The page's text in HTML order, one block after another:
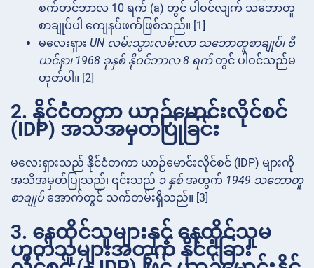
စက်တင်ဘာလ 10 ရက် (a) တွင် ပါဝင်လျက် သဘောတူ
စာချုပ်ပါ ကျေနပ်ဖက်ဖြစ်သည်။ [1]
မလေးရှား UN လမ်းသွားလမ်းလာ သဘောတူစာချုပ်၊ ဗီ
ယင်နာ၊ 1968 ခုနှစ် နိုဝင်ဘာလ 8 ရက်တွင် ပါဝင်သည်မ
ဟုတ်ပါ။ [2]
2. နိုင်ငံတကာ ယာဉ်မောင်းလိုင်စင်
(IDP) အသိအမှတ်ပြုခြင်း
မလေးရှားသည် နိုင်ငံတကာ ယာဉ်မောင်းလိုင်စင် (IDP) များကို
အသိအမှတ်ပြုသည်၊ ၎င်းသည် ၁ နှစ် အတွက် 1949 သဘောတူ
စာချုပ်အောက်တွင် သက်တမ်းရှိသည်။ [3]
3. နေထိုင်သူများနှင့် နေထိုင်သူမ
ဟုတ်သူများအတွက် နိုင်ငံခြား